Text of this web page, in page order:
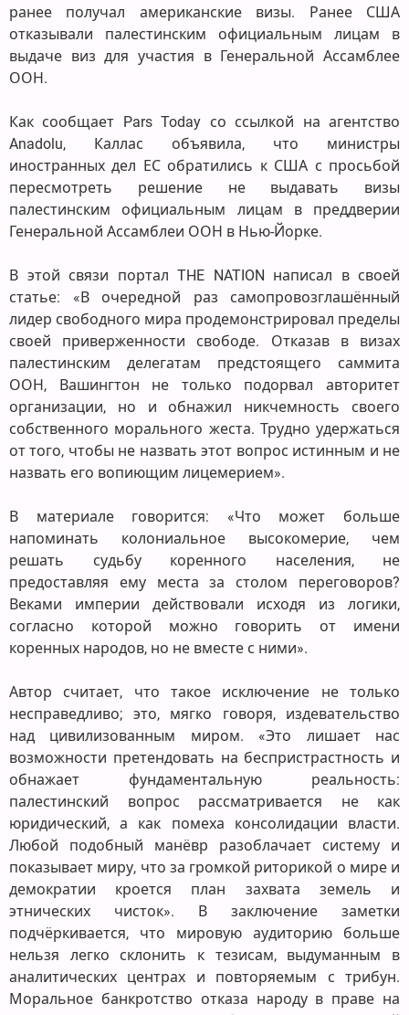
ранее получал американские визы. Ранее США
отказывали палестинским официальным лицам в
выдаче виз для участия в Генеральной Ассамблее
ООН.
Как сообщает Pars Today со ссылкой на агентство
Anadolu, Каллас объявила, что министры
иностранных дел ЕС обратились к США с просьбой
пересмотреть решение не выдавать визы
палестинским официальным лицам в преддверии
Генеральной Ассамблеи ООН в Нью-Йорке.
В этой связи портал THE NATION написал в своей
статье: «В очередной раз самопровозглашённый
лидер свободного мира продемонстрировал пределы
своей приверженности свободе. Отказав в визах
палестинским делегатам предстоящего саммита
ООН, Вашингтон не только подорвал авторитет
организации, но и обнажил никчемность своего
собственного морального жеста. Трудно удержаться
от того, чтобы не назвать этот вопрос истинным и не
назвать его вопиющим лицемерием».
В материале говорится: «Что может больше
напоминать колониальное высокомерие, чем
решать судьбу коренного населения, не
предоставляя ему места за столом переговоров?
Веками империи действовали исходя из логики,
согласно которой можно говорить от имени
коренных народов, но не вместе с ними».
Автор считает, что такое исключение не только
несправедливо; это, мягко говоря, издевательство
над цивилизованным миром. «Это лишает нас
возможности претендовать на беспристрастность и
обнажает фундаментальную реальность:
палестинский вопрос рассматривается не как
юридический, а как помеха консолидации власти.
Любой подобный манёвр разоблачает систему и
показывает миру, что за громкой риторикой о мире и
демократии кроется план захвата земель и
этнических чисток». В заключение заметки
подчёркивается, что мировую аудиторию больше
нельзя легко склонить к тезисам, выдуманным в
аналитических центрах и повторяемым с трибун.
Моральное банкротство отказа народу в праве на